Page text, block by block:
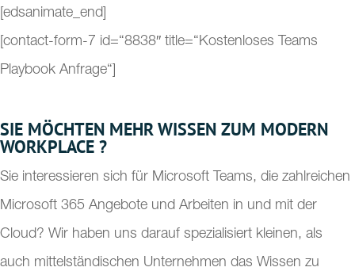
[edsanimate_end]
[contact-form-7 id=“8838″ title=“Kostenloses Teams
Playbook Anfrage“]
SIE MÖCHTEN MEHR WISSEN ZUM MODERN
WORKPLACE ?
Sie interessieren sich für Microsoft Teams, die zahlreichen
Microsoft 365 Angebote und Arbeiten in und mit der
Cloud? Wir haben uns darauf spezialisiert kleinen, als
auch mittelständischen Unternehmen das Wissen zu